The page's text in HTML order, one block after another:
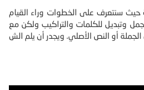
حيث سنتعرف على الخطوات وراء القيام
وتبديل للكلمات والتراكيب ولكن مع